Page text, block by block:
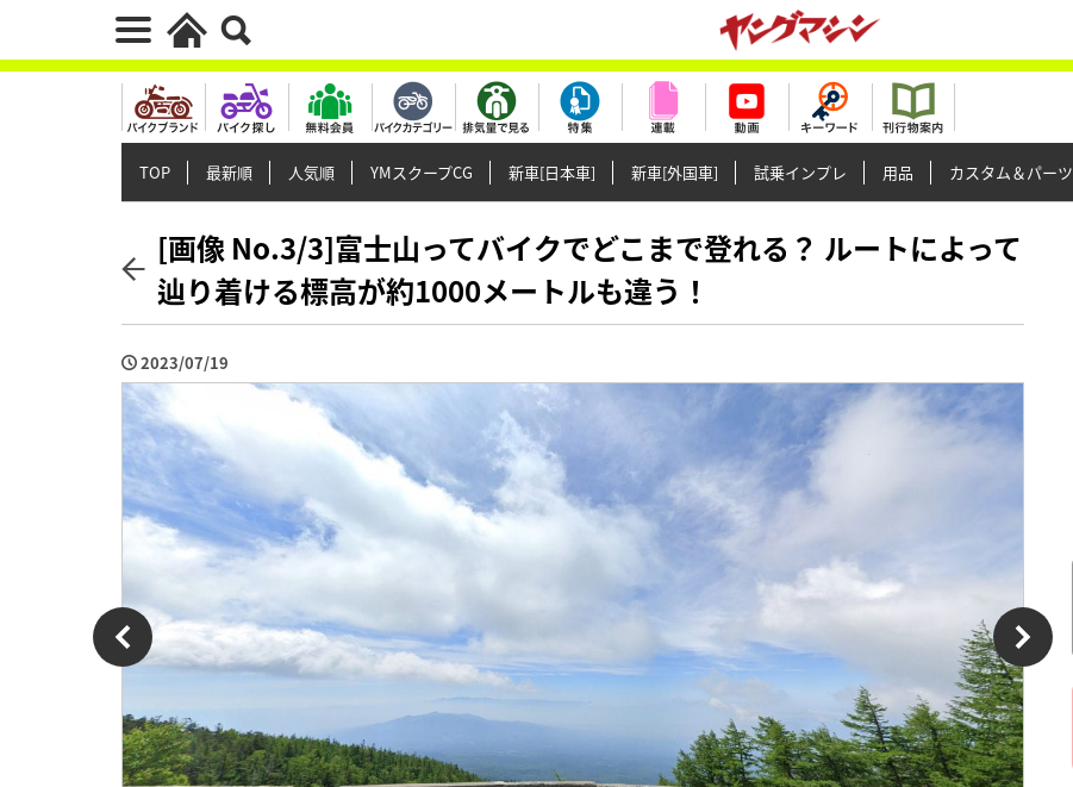
TOP 最新順 人気順 YMスクープCG 新車[日本車] 新車[外国車] 試乗インプレ 用品 カスタム＆パーツ
[画像 No.3/3]富士山ってバイクでどこまで登れる？ ルートによって
辿り着ける標高が約1000メートルも違う！
2023/07/19